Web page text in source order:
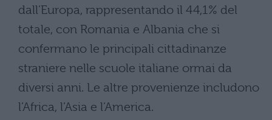
dall’Europa, rappresentando il 44,1% del
totale, con Romania e Albania che si
confermano le principali cittadinanze
straniere nelle scuole italiane ormai da
diversi anni. Le altre provenienze includono
l’Africa, l’Asia e l’America.